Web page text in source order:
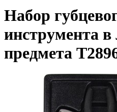
Набор
инструмента в
предмета